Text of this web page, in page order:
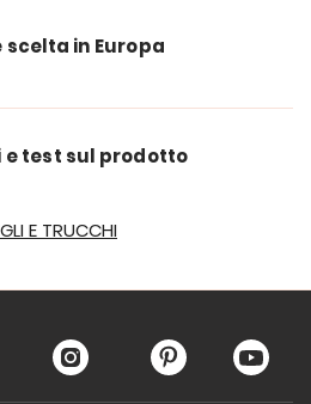
scelta in Europa
e test sul prodotto
E TRUCCHI